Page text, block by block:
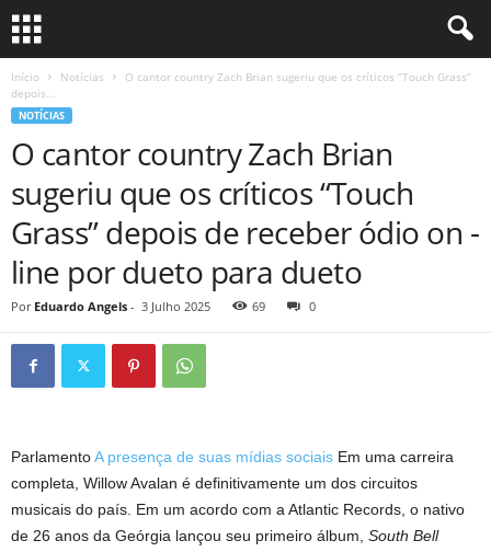
Início Notícias
O cantor country Zach Brian sugeriu que os críticos “Touch Grass”
depois...
NOTÍCIAS
O cantor country Zach Brian
sugeriu que os críticos “Touch
Grass” depois de receber ódio on -
line por dueto para dueto
Por Eduardo Angels - 3 Julho 2025 69 0
ParlamentoA presença de suas mídias sociais Em uma carreira
completa, Willow Avalan é definitivamente um dos circuitos
musicais do país. Em um acordo com a Atlantic Records, o nativo
de 26 anos da Geórgia lançou seu primeiro álbum, South Bell